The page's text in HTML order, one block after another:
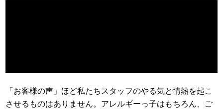
「お客様の声」ほど私たちスタッフのやる気と情熱を起こ
させるものはありません。アレルギーっ子はもちろん、ご